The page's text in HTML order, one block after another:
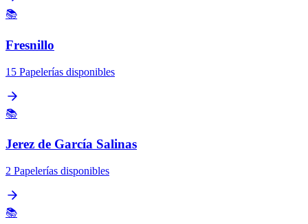
📚
Fresnillo
15 Papelerías disponibles
📚
Jerez de García Salinas
2 Papelerías disponibles
📚